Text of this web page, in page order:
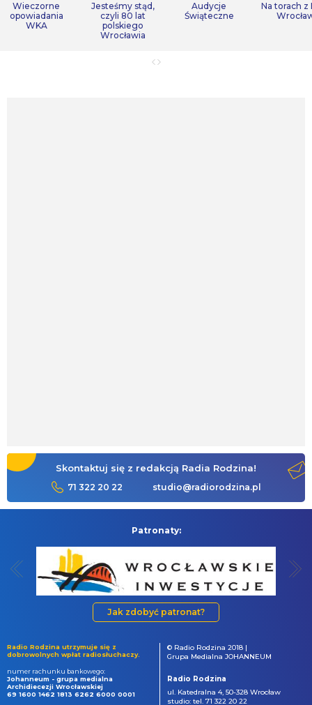
Wieczorne
opowiadania
WKA
Jesteśmy stąd,
czyli 80 lat
polskiego
Wrocławia
Audycje
Świąteczne
Na torach z
Skontaktuj się z redakcją Radia Rodzina!
71 322 20 22 studio@radiorodzina.pl
Patronaty:
Jak zdobyć patronat?
Radio Rodzina utrzymuje się z
dobrowolnych wpłat radiosłuchaczy.
numer rachunku bankowego:
Johanneum - grupa medialna
Archidiecezji Wrocławskiej
69 1600 1462 1813 6262 6000 0001
© Radio Rodzina 2018 |
Grupa Medialna JOHANNEUM
Radio Rodzina
ul. Katedralna 4, 50-328 Wrocław
studio: tel. 71 322 20 22